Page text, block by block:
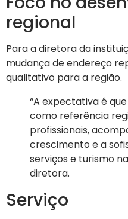
regional
Para a diretora da
mudança de endereço
qualitativo para a região.
“A expectativa é
como referência
profissionais,
crescimento e a
serviços e turismo
diretora.
Serviço